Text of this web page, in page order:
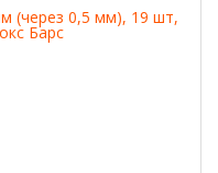
(через 0,5 мм), 19 шт,
Барс